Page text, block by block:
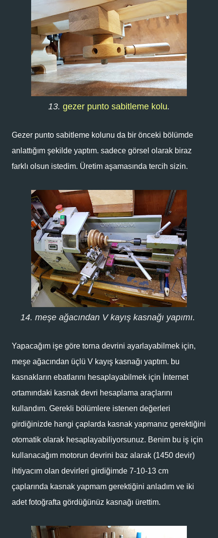
13. gezer punto sabitleme kolu.
Gezer punto sabitleme kolunu da bir önceki bölümde
anlattığım şekilde yaptım. sadece görsel olarak biraz
farklı olsun istedim. Üretim aşamasında tercih sizin.
14. meşe ağacından V kayış kasnağı yapımı.
Yapacağım işe göre torna devrini ayarlayabilmek için,
meşe ağacından üçlü V kayış kasnağı yaptım. bu
kasnakların ebatlarını hesaplayabilmek için İnternet
ortamındaki kasnak devri hesaplama araçlarını
kullandım. Gerekli bölümlere istenen değerleri
girdiğinizde hangi çaplarda kasnak yapmanız gerektiğini
otomatik olarak hesaplayabiliyorsunuz. Benim bu iş için
kullanacağım motorun devrini baz alarak (1450 devir)
ihtiyacım olan devirleri girdiğimde 7-10-13 cm
çaplarında kasnak yapmam gerektiğini anladım ve iki
adet fotoğrafta gördüğünüz kasnağı ürettim.